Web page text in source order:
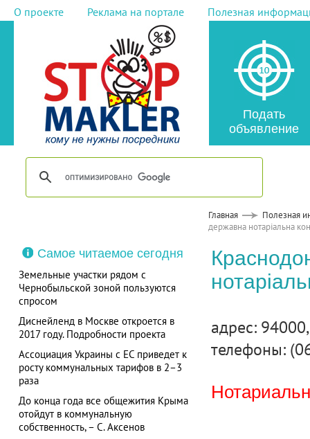
О проекте Реклама на портале Полезная
Подать
объявление
Главная
Полезная
державна нотаріальна
Самое читаемое сегодня
Земельные участки рядом с
Чернобыльской зоной пользуются
спросом
Диснейленд в Москве откроется в
2017 году. Подробности проекта
Ассоциация Украины с ЕС приведет к
росту коммунальных тарифов в 2–3
раза
До конца года все общежития Крыма
отойдут в коммунальную
собственность, – С. Аксенов
адрес:
телефоны: